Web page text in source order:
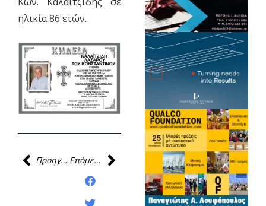
ηλικία 86 ετών.
Προηγούμενη
Επόμενη